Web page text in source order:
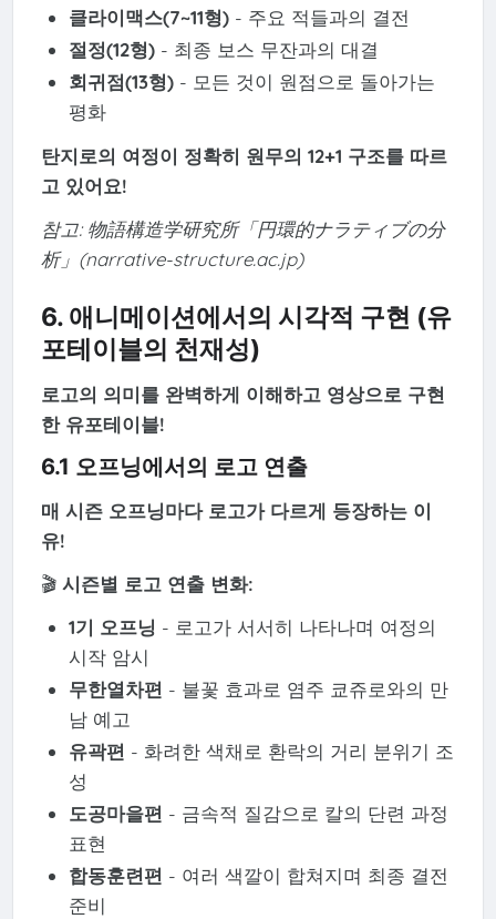
클라이맥스(7~11형)- 주요 적들과의 결전
절정(12형)- 최종 보스 무잔과의 대결
회귀점(13형)- 모든 것이 원점으로 돌아가는
평화
탄지로의 여정이 정확히 원무의 12+1 구조를 따르
고 있어요!
참고: 物語構造学研究所「円環的ナラティブの分
析」(narrative-structure.ac.jp)
6. 애니메이션에서의 시각적 구현 (유
포테이블의 천재성)
로고의 의미를 완벽하게 이해하고 영상으로 구현
한 유포테이블!
6.1 오프닝에서의 로고 연출
매 시즌 오프닝마다 로고가 다르게 등장하는 이
유!
🎬 시즌별 로고 연출 변화:
1기 오프닝 - 로고가 서서히 나타나며 여정의
시작 암시
무한열차편 - 불꽃 효과로 염주 쿄쥬로와의 만
남 예고
유곽편 - 화려한 색채로 환락의 거리 분위기 조
성
도공마을편 - 금속적 질감으로 칼의 단련 과정
표현
합동훈련편 - 여러 색깔이 합쳐지며 최종 결전
준비